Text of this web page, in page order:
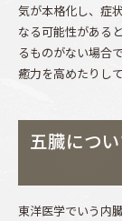
気が本格化し、症
なる可能性がある
るものがない場合
癒力を高めたりし
五臓につ
東洋医学でいう内